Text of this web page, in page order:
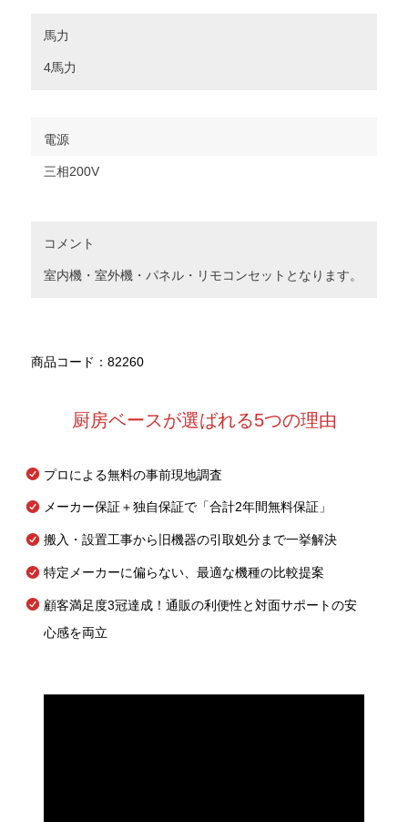
馬力
4馬力
電源
三相200V
コメント
室内機・室外機・パネル・リモコンセットとなります。
商品コード：82260
厨房ベースが選ばれる5つの理由
プロによる無料の事前現地調査
メーカー保証＋独自保証で「合計2年間無料保証」
搬入・設置工事から旧機器の引取処分まで一挙解決
特定メーカーに偏らない、最適な機種の比較提案
顧客満足度3冠達成！通販の利便性と対面サポートの安
心感を両立